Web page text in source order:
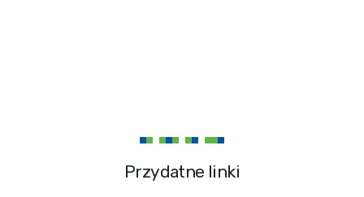
Przydatne linki